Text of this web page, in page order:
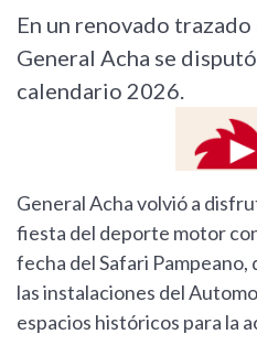
En un renovado
General Acha se
calendario 2026.
General Acha volvió a
fiesta del deporte motor
fecha del Safari
las instalaciones del
espacios históricos para la